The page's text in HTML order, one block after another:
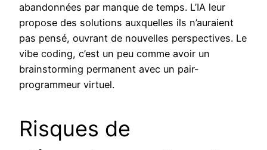
abandonnées par manque de temps. L’IA leur
propose des solutions auxquelles ils n’auraient
pas pensé, ouvrant de nouvelles perspectives. Le
vibe coding, c’est un peu comme avoir un
brainstorming permanent avec un pair-
programmeur virtuel.
Risques de